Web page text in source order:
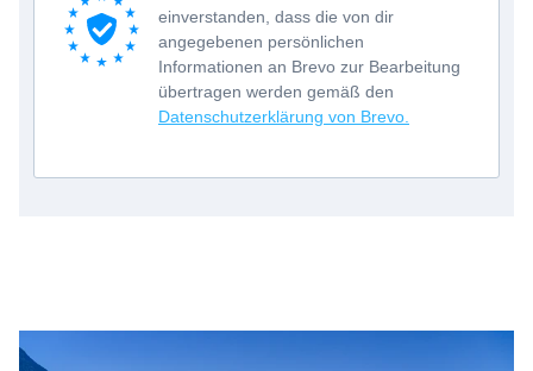
einverstanden, dass die von dir
angegebenen persönlichen
Informationen an Brevo zur Bearbeitung
übertragen werden gemäß den
Datenschutzerklärung von Brevo.